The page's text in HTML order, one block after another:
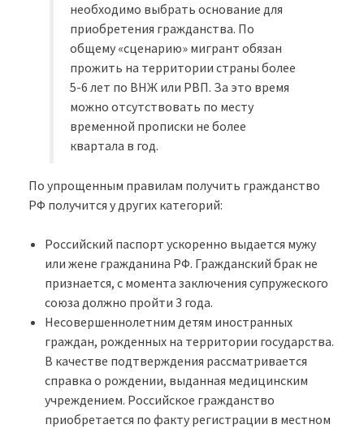
необходимо выбрать основание для
приобретения гражданства. По
общему «сценарию» мигрант обязан
прожить на территории страны более
5-6 лет по ВНЖ или РВП. За это время
можно отсутствовать по месту
временной прописки не более
квартала в год.
По упрощенным правилам получить гражданство
РФ получится у других категорий:
Российский паспорт ускоренно выдается мужу
или жене гражданина РФ. Гражданский брак не
признается, с момента заключения супружеского
союза должно пройти 3 года.
Несовершеннолетним детям иностранных
граждан, рожденных на территории государства.
В качестве подтверждения рассматривается
справка о рождении, выданная медицинским
учреждением. Российское гражданство
приобретается по факту регистрации в местном